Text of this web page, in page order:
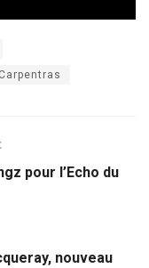
pour l’Echo du
nouveau